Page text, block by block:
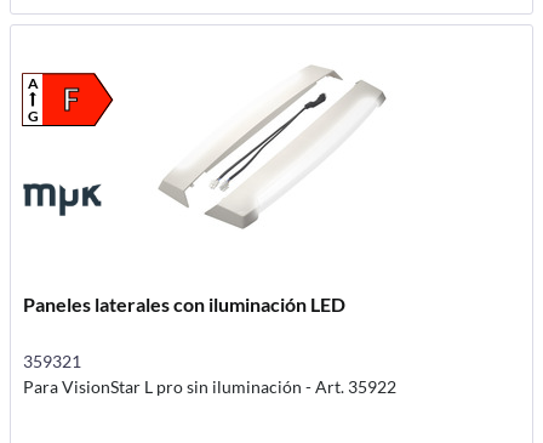
F
A
G
Paneles laterales con iluminación LED
359321
Para VisionStar L pro sin iluminación - Art. 35922